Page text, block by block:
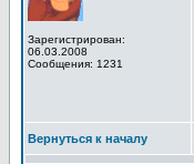
Зарегистрирован:
06.03.2008
Сообщения: 1231
Вернуться к началу